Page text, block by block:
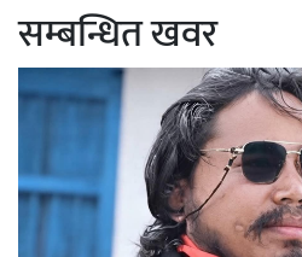
सम्बन्धित खवर